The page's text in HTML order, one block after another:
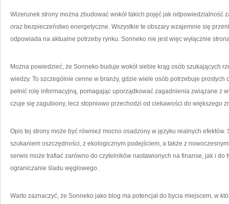
Wizerunek strony można zbudować wokół takich pojęć jak odpowiedzialność
oraz bezpieczeństwo energetyczne. Wszystkie te obszary wzajemnie się
odpowiada na aktualne potrzeby rynku. Sonneko nie jest więc wyłącznie
Można powiedzieć, że Sonneko buduje wokół siebie krąg osób szukających
wiedzy. To szczególnie cenne w branży, gdzie wiele osób potrzebuje prostych
pełnić rolę informacyjną, pomagając uporządkować zagadnienia związane z
czuje się zagubiony, lecz stopniowo przechodzi od ciekawości do większego
Opis tej strony może być również mocno osadzony w języku realnych efektów.
szukaniem oszczędności, z ekologicznym podejściem, a także z
serwis może trafiać zarówno do czytelników nastawionych na finanse, jak i do
ograniczanie śladu węglowego.
Warto zaznaczyć, że Sonneko jako blog ma potencjał do bycia miejscem, w